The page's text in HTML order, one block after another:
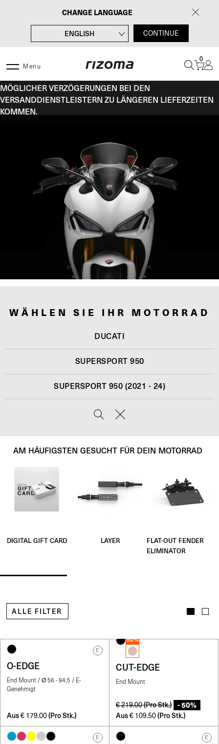
CHANGE LANGUAGE
ENGLISH
ITALIANO
ESPAÑOL
CONTINUE
Menu
0
MÖGLICHER VERZÖGERUNGEN BEI DEN
VERSANDDIENSTLEISTERN ZU LÄNGEREN LIEFERZEITEN
KOMMEN.
WÄHLEN SIE IHR MOTORRAD
DUCATI
SUPERSPORT 950
SUPERSPORT 950 (2021 - 24)
AM HÄUFIGSTEN GESUCHT FÜR DEIN MOTORRAD
DIGITAL GIFT CARD LAYER
FLAT-OUT FENDER
ELIMINATOR
ALLE FILTER
E
O-EDGE
End Mount / Ø 56 - 94,5 / E-
Genehmigt
Aus € 179.00 (Pro Stk.)
50%
CUT-EDGE
End Mount
€219.00(Pro Stk.) - 50%
Aus € 109.50 (Pro Stk.)
E E